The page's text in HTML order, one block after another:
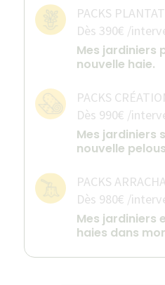
PACKS
Dès 390€ /
Mes jardiniers
nouvelle haie.
PACKS
Dès 990€ /
Mes jardiniers
nouvelle
PACKS
Dès 980€ /
Mes jardiniers
haies dans